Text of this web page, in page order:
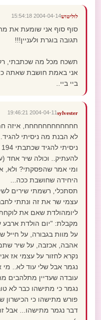
לוליטוש2004-04-14 15:54:18
סוף סוף אני שומעת את מה
תגובה בוגרת ולעניין!!!
תשכח מכל מה שכתבתי, רק
אני באמת חושבת שאתה
ביי ביי..
sylvester
2004-04-11 19:46:21
חחחחחחחחחחחח, איזה
לא הבנת מה ניסיתי להגיד..
להעתיק.. וכולה שיר אחד
ומי אמר שהפסקתי? ולא,
היחידה שחושבת ככה...
תסתכלי, רשמתי שירים
עצמי שר את זה ונתתי
ליומהולדת שאם את
מקבלת: "יום הולדת ארבע
על מוות בגבורה, על חייל
אהבה, אכזבה, על שיר
נקרא לחזור על עצמי אז
נגמר אבל שלי עוד לא..
עובדה שעדיין מתלהבים
נגמר כי מתישהו כבר לא
פורש מתישהו כי
דבר נגמר מתישהו... אבל